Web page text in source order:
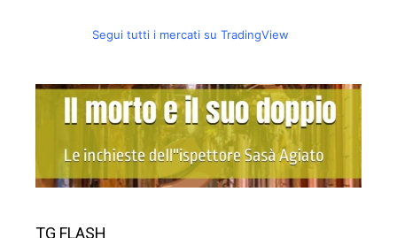
Segui tutti i mercati su TradingView
TG FLASH